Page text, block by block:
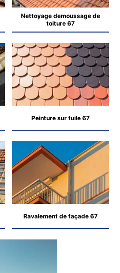
Nettoyage demoussage de
toiture 67
Peinture sur tuile 67
Ravalement de façade 67